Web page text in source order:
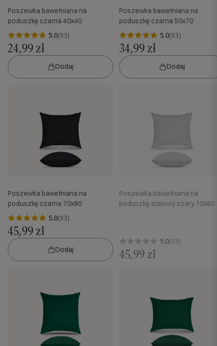
Poszewka bawełniana na
poduszkę czarna 40x40
5.0(93)
24,99 zł
Dodaj
Poszewka bawełniana na
poduszkę czarna 50x70
5.0(93)
34,99 zł
Dodaj
Poszewka bawełniana na
poduszkę czarna 70x80
5.0(93)
45,99 zł
Dodaj
Poszewka bawełniana na
poduszkę stalowy szary 70x80
5.0(93)
45,99 zł